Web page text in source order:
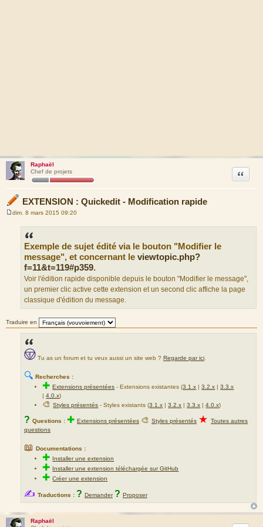
Raphaël
Chef de projets
EXTENSION : Quickedit - Modification rapide
Citation
dim. 8 mars 2015 09:20
Exemple de sujet édité via le bouton "Modifier le
message", et concernant le viewtopic.php?
f=11&t=119#p359.
Voir l'édition rapide disponible depuis le bouton "Modifier le message",
un premier clic active cette extension et un second clic affiche la page
classique d'édition du message.
Traduire en
Tu as un forum et tu veux aussi un site web ? Regarde par ici
🔍 Recherches :
✚Extensions présentées -Extensions existantes (3.1.x |3.2.x |3.3.x
|4.0.x)
🎨Styles présentés - Styles existants (3.1.x |3.2.x |3.3.x |4.0.x)
? Questions : ✚ Extensions présentées 🎨 Styles présentés ★ Toutes autres
questions
📖 Documentations :
✚ Installer une extension
✚ Installer une extension téléchargée sur GitHub
✚Créer une extension
✍ Traductions : ? Demander ? Proposer
Raphaël